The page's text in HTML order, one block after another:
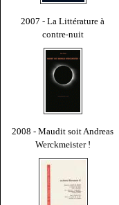
2007 - La Littérature à
contre-nuit
2008 - Maudit soit Andreas
Werckmeister !